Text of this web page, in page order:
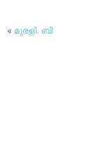
« മുരളി. ബി